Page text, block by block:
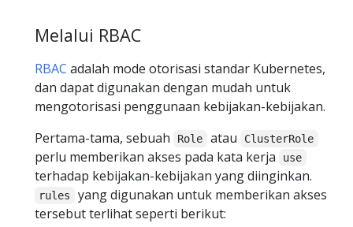
Melalui RBAC
RBAC adalah mode otorisasi standar Kubernetes,
dan dapat digunakan dengan mudah untuk
mengotorisasi penggunaan kebijakan-kebijakan.
Pertama-tama, sebuah
Role atau ClusterRole
perlu memberikan akses pada kata kerja use
terhadap kebijakan-kebijakan yang diinginkan.
rules
yang digunakan untuk memberikan akses
tersebut terlihat seperti berikut: